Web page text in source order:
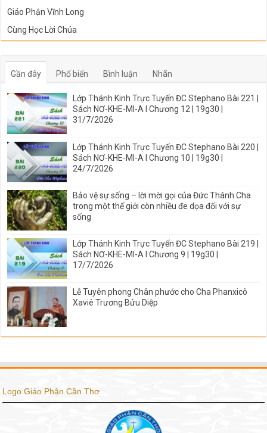
Giáo Phận Vĩnh Long
Cùng Học Lời Chúa
Gần đây Phổ biến Bình luận Nhãn
Lớp Thánh Kinh Trực Tuyến ĐC Stephano Bài 221 |
Sách NƠ-KHE-MI-A I Chương 12 | 19g30 |
31/7/2026
Lớp Thánh Kinh Trực Tuyến ĐC Stephano Bài 220 |
Sách NƠ-KHE-MI-A I Chương 10 | 19g30 |
24/7/2026
Bảo vệ sự sống – lời mời gọi của Đức Thánh Cha
trong một thế giới còn nhiều đe dọa đối với sự
sống
Lớp Thánh Kinh Trực Tuyến ĐC Stephano Bài 219 |
Sách NƠ-KHE-MI-A I Chương 9 | 19g30 |
17/7/2026
Lễ Tuyên phong Chân phước cho Cha Phanxicô
Xaviê Trương Bửu Diệp
Logo Giáo Phận Cần Thơ